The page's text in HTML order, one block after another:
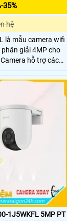
35%
hệ
là mẫu camera wifi
giải 4MP cho
hỗ trợ các
người và phương
cao, thu phóng tự
sát ban đêm có
CAMERA EZVIZ CS-H8C-R200-1J5WKFL 5MP PT